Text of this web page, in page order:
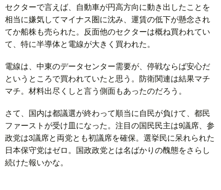
セクターで言えば、自動車が円高方向に動き出したことを
相当に嫌気してマイナス圏に沈み、運賃の低下が懸念され
てか船株も売られた。反面他のセクターは概ね買われてい
て、特に半導体と電線が大きく買われた。
電線は、中東のデータセンター需要が、停戦ならば安心だ
というところで買われていたと思う。防衛関連は結果マチ
マチ。材料出尽くしと言う側面もあったのだろう。
さて、国内は都議選が終わって順当に自民が負けて、都民
ファーストが受け皿になった。注目の国民民主は9議席、参
政党は3議席と両党とも初議席を確保。選挙民に呆れられた
日本保守党はゼロ。国政政党とは名ばかりの醜態をさらし
続けた報いかな。